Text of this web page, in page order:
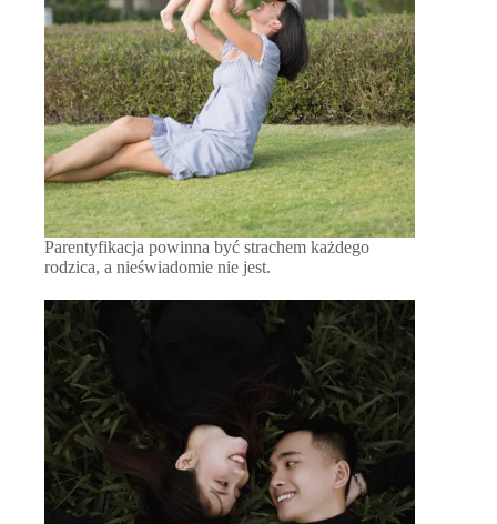
Parentyfikacja powinna być strachem każdego
rodzica, a nieświadomie nie jest.